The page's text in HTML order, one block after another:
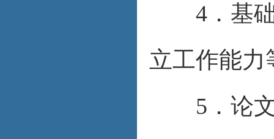
4．基础
立工作能力
5．论文